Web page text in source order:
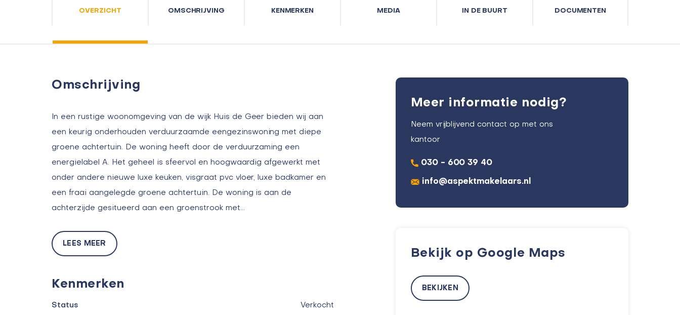
OVERZICHT OMSCHRIJVING KENMERKEN MEDIA IN DE BUURT DOCUMENTEN
Omschrijving
In een rustige woonomgeving van de wijk Huis de Geer bieden wij aan
een keurig onderhouden verduurzaamde eengezinswoning met diepe
groene achtertuin. De woning heeft door de verduurzaming een
energielabel A. Het geheel is sfeervol en hoogwaardig afgewerkt met
onder andere nieuwe luxe keuken, visgraat pvc vloer, luxe badkamer en
een fraai aangelegde groene achtertuin. De woning is aan de
achterzijde gesitueerd aan een groenstrook met…
LEES MEER
Kenmerken
Status Verkocht
Meer informatie nodig?
Neem vrijblijvend contact op met ons
kantoor
030 - 600 39 40
info@aspektmakelaars.nl
Bekijk op Google Maps
BEKIJKEN